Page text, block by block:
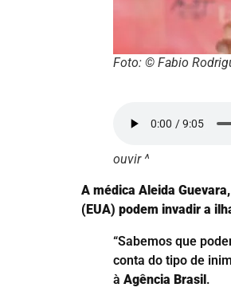
Foto: © Fabio
ouvir ^
A médica Aleida
(EUA) podem invadir a
“Sabemos que
conta do tipo de
à Agência Brasil.